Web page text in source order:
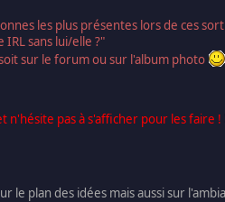
les plus présentes lors de ces
sans lui/elle ?"
sur le forum ou sur l'album photo
n'hésite pas à s'afficher pour les faire !
le plan des idées mais aussi sur